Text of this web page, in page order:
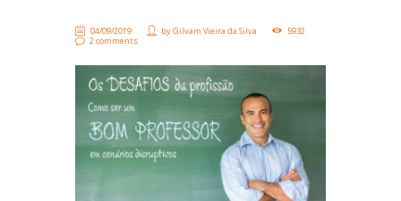
04/09/2019 byGilvam Vieira da Silva
5932
2 comments